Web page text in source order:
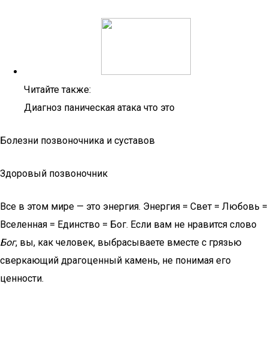
Читайте также:
Диагноз паническая атака что это
Болезни позвоночника и суставов
Здоровый позвоночник
Все в этом мире — это энергия. Энергия = Свет = Любовь =
Вселенная = Единство = Бог. Если вам не нравится слово
Бог, вы, как человек, выбрасываете вместе с грязью
сверкающий драгоценный камень, не понимая его
ценности.